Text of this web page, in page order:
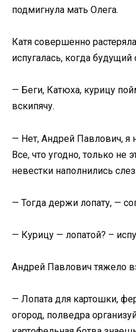
подмигнула мать Олега.
Катя совершенно
испугалась, когда
— Беги, Катюха, курицу
вскипячу.
— Нет, Андрей Павлович, я
Все, что угодно, только не
невестки наполнились
— Тогда держи лопату, —
— Курицу — лопатой? –
Андрей Павлович тяжело
— Лопата для картошки,
огород, полведра